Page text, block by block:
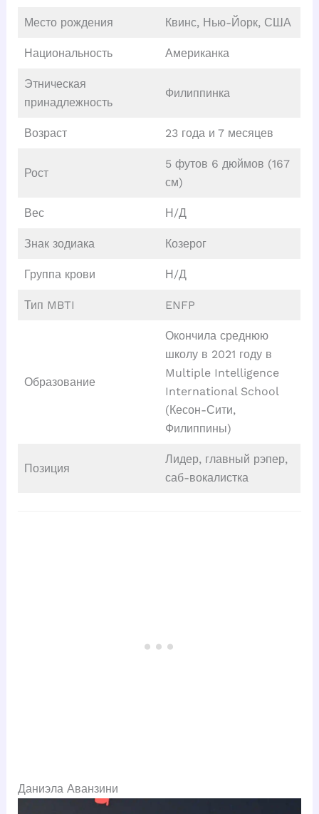
Место рождения Квинс, Нью-Йорк, США
Национальность Американка
Этническая
принадлежность
Филиппинка
Возраст 23 года и 7 месяцев
Рост
5 футов 6 дюймов (167
см)
Вес Н/Д
Знак зодиака Козерог
Группа крови Н/Д
Тип MBTI ENFP
Образование
Окончила среднюю
школу в 2021 году в
Multiple Intelligence
International School
(Кесон-Сити,
Филиппины)
Позиция
Лидер, главный рэпер,
саб-вокалистка
Даниэла Аванзини